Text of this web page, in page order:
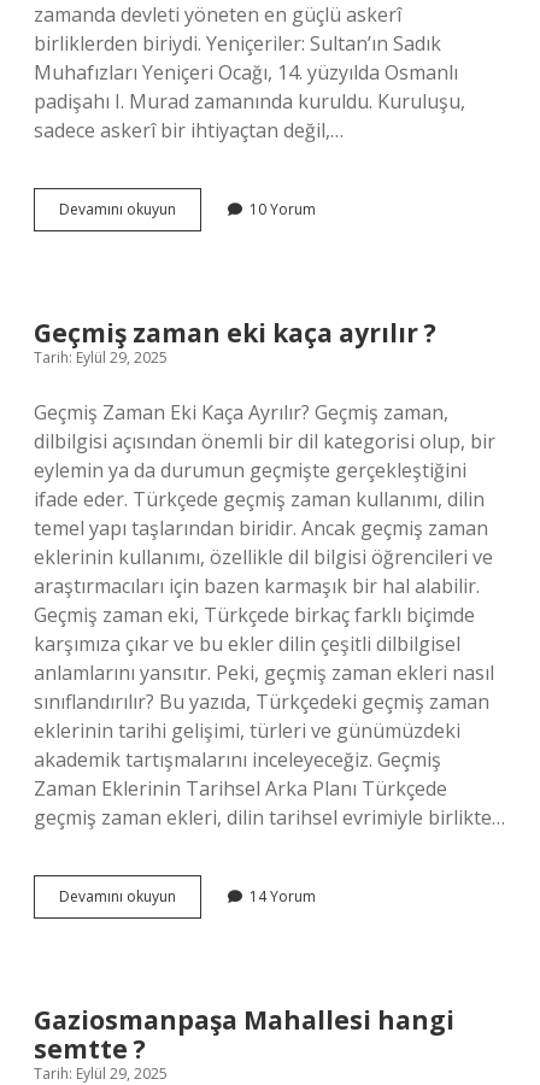
zamanda devleti yöneten en güçlü askerî
birliklerden biriydi. Yeniçeriler: Sultan’ın Sadık
Muhafızları Yeniçeri Ocağı, 14. yüzyılda Osmanlı
padişahı I. Murad zamanında kuruldu. Kuruluşu,
sadece askerî bir ihtiyaçtan değil,…
Devamını okuyun Osmanlı
padişahı
?
10 Yorum
Geçmiş zaman eki kaça ayrılır ?
Tarih: Eylül 29, 2025
Geçmiş Zaman Eki Kaça Ayrılır? Geçmiş zaman,
dilbilgisi açısından önemli bir dil kategorisi olup, bir
eylemin ya da durumun geçmişte gerçekleştiğini
ifade eder. Türkçede geçmiş zaman kullanımı, dilin
temel yapı taşlarından biridir. Ancak geçmiş zaman
eklerinin kullanımı, özellikle dil bilgisi öğrencileri ve
araştırmacıları için bazen karmaşık bir hal alabilir.
Geçmiş zaman eki, Türkçede birkaç farklı biçimde
karşımıza çıkar ve bu ekler dilin çeşitli dilbilgisel
anlamlarını yansıtır. Peki, geçmiş zaman ekleri nasıl
sınıflandırılır? Bu yazıda, Türkçedeki geçmiş zaman
eklerinin tarihi gelişimi, türleri ve günümüzdeki
akademik tartışmalarını inceleyeceğiz. Geçmiş
Zaman Eklerinin Tarihsel Arka Planı Türkçede
geçmiş zaman ekleri, dilin tarihsel evrimiyle birlikte…
Devamını okuyun
zaman
14 Yorum
Gaziosmanpaşa Mahallesi hangi
semtte ?
Tarih: Eylül 29, 2025